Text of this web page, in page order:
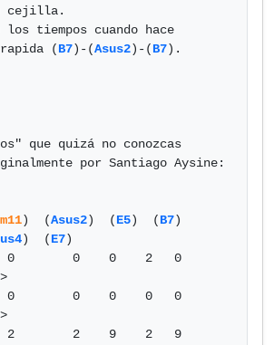
cejilla.
tiempos cuando hace
(B7)-(Asus2)-(B7).
que quizá no conozcas
por Santiago Aysine:
)  (Asus2)  (E5)  (B7)
)  (E7)
0        0    0    2   0
0        0    0    0   0
2        2    9    2   9